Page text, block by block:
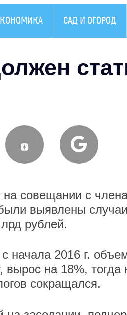
САД И ОГОРОД
совещании с
выявлены
рублей.
начала 2016 г.
на 18%, тогда
сокращался.